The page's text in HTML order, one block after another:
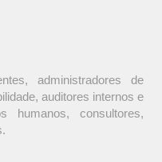
administradores de
auditores internos e
humanos, consultores,